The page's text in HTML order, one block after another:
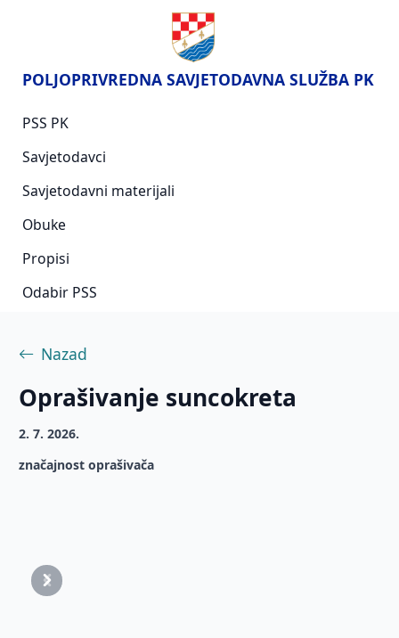
POLJOPRIVREDNA SAVJETODAVNA SLUŽBA PK
PSS PK
Savjetodavci
Savjetodavni materijali
Obuke
Propisi
Odabir PSS
Nazad
Oprašivanje suncokreta
2. 7. 2026.
značajnost oprašivača
Prethodni
Sljedeći